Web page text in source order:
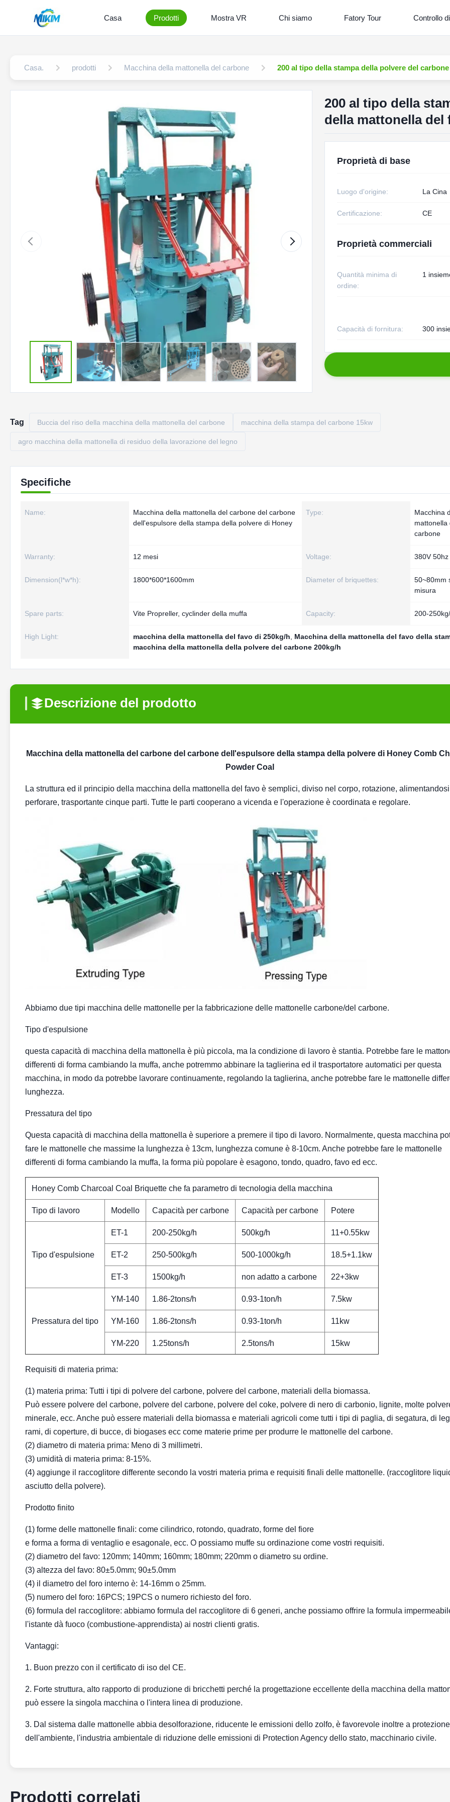
Casa Prodotti Mostra VR Chi siamo Fatory Tour Controllo
Casa. prodotti Macchina della mattonella del carbone 200 al tipo della stampa della polvere del
200 al tipo della
della mattonella del
Proprietà di base
Luogo d'origine: La Cina
Certificazione: CE
Proprietà commerciali
Quantità minima di
ordine:
1
Capacità di fornitura: 300
Tag Buccia del riso della macchina della mattonella del carbone macchina della stampa del carbone 15kw
agro macchina della mattonella di residuo della lavorazione del legno
Specifiche
Name:
Macchina della mattonella del carbone del carbone
dell'espulsore della stampa della polvere di Honey
Type:
Macchina
mattonella
carbone
Warranty: 12 mesi Voltage: 380V 50hz
Dimension(l*w*h): 1800*600*1600mm Diameter of briquettes:
50~80mm
misura
Spare parts: Vite Propreller, cyclinder della muffa Capacity: 200-
High Light: macchina della mattonella del favo di 250kg/h Macchina della mattonella del favo della
macchina della mattonella della polvere del carbone 200kg/h
Descrizione del prodotto
Macchina della mattonella del carbone del carbone dell'espulsore della stampa della polvere di Honey Comb
Powder Coal
La struttura ed il principio della macchina della mattonella del favo è semplici, diviso nel corpo, rotazione,
perforare, trasportante cinque parti. Tutte le parti cooperano a vicenda e l'operazione è coordinata e regolare.
Abbiamo due tipi macchina delle mattonelle per la fabbricazione delle mattonelle carbone/del carbone.
Tipo d'espulsione
questa capacità di macchina della mattonella è più piccola, ma la condizione di lavoro è stantia. Potrebbe fare le
differenti di forma cambiando la muffa, anche potremmo abbinare la taglierina ed il trasportatore automatici per questa
macchina, in modo da potrebbe lavorare continuamente, regolando la taglierina, anche potrebbe fare le mattonelle
lunghezza.
Pressatura del tipo
Questa capacità di macchina della mattonella è superiore a premere il tipo di lavoro. Normalmente, questa macchina
fare le mattonelle che massime la lunghezza è 13cm, lunghezza comune è 8-10cm. Anche potrebbe fare le mattonelle
differenti di forma cambiando la muffa, la forma più popolare è esagono, tondo, quadro, favo ed ecc.
Honey Comb Charcoal Coal Briquette che fa parametro di tecnologia della macchina
Tipo di lavoro Modello Capacità per carbone Capacità per carbone Potere
Tipo d'espulsione
ET-1 200-250kg/h 500kg/h 11+0.55kw
ET-2 250-500kg/h 500-1000kg/h 18.5+1.1kw
ET-3 1500kg/h non adatto a carbone 22+3kw
Pressatura del tipo
YM-140 1.86-2tons/h 0.93-1ton/h 7.5kw
YM-160 1.86-2tons/h 0.93-1ton/h 11kw
YM-220 1.25tons/h 2.5tons/h 15kw
Requisiti di materia prima:
(1) materia prima: Tutti i tipi di polvere del carbone, polvere del carbone, materiali della biomassa.
Può essere polvere del carbone, polvere del carbone, polvere del coke, polvere di nero di carbonio, lignite, molte
minerale, ecc. Anche può essere materiali della biomassa e materiali agricoli come tutti i tipi di paglia, di segatura, di
rami, di coperture, di bucce, di biogases ecc come materie prime per produrre le mattonelle del carbone.
(2) diametro di materia prima: Meno di 3 millimetri.
(3) umidità di materia prima: 8-15%.
(4) aggiunge il raccoglitore differente secondo la vostri materia prima e requisiti finali delle mattonelle. (raccoglitore
asciutto della polvere).
Prodotto finito
(1) forme delle mattonelle finali: come cilindrico, rotondo, quadrato, forme del fiore
e forma a forma di ventaglio e esagonale, ecc. O possiamo muffe su ordinazione come vostri requisiti.
(2) diametro del favo: 120mm; 140mm; 160mm; 180mm; 220mm o diametro su ordine.
(3) altezza del favo: 80±5.0mm; 90±5.0mm
(4) il diametro del foro interno è: 14-16mm o 25mm.
(5) numero del foro: 16PCS; 19PCS o numero richiesto del foro.
(6) formula del raccoglitore: abbiamo formula del raccoglitore di 6 generi, anche possiamo offrire la formula
l'istante dà fuoco (combustione-apprendista) ai nostri clienti gratis.
Vantaggi:
1. Buon prezzo con il certificato di iso del CE.
2. Forte struttura, alto rapporto di produzione di bricchetti perché la progettazione eccellente della macchina della
può essere la singola macchina o l'intera linea di produzione.
3. Dal sistema dalle mattonelle abbia desolforazione, riducente le emissioni dello zolfo, è favorevole inoltre a protezione
dell'ambiente, l'industria ambientale di riduzione delle emissioni di Protection Agency dello stato, macchinario civile.
Prodotti correlati